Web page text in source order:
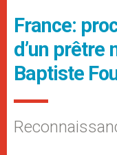
France:
d’un prêtre
Baptiste